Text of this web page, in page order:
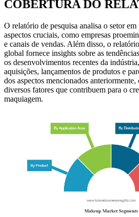
COBERTURA DO
O relatório de pesquisa analisa o setor
aspectos cruciais, como empresas
e canais de vendas. Além disso, o
global fornece insights sobre as
os desenvolvimentos recentes da
aquisições, lançamentos de produtos e
dos aspectos mencionados
diversos fatores que contribuem para o
maquiagem.